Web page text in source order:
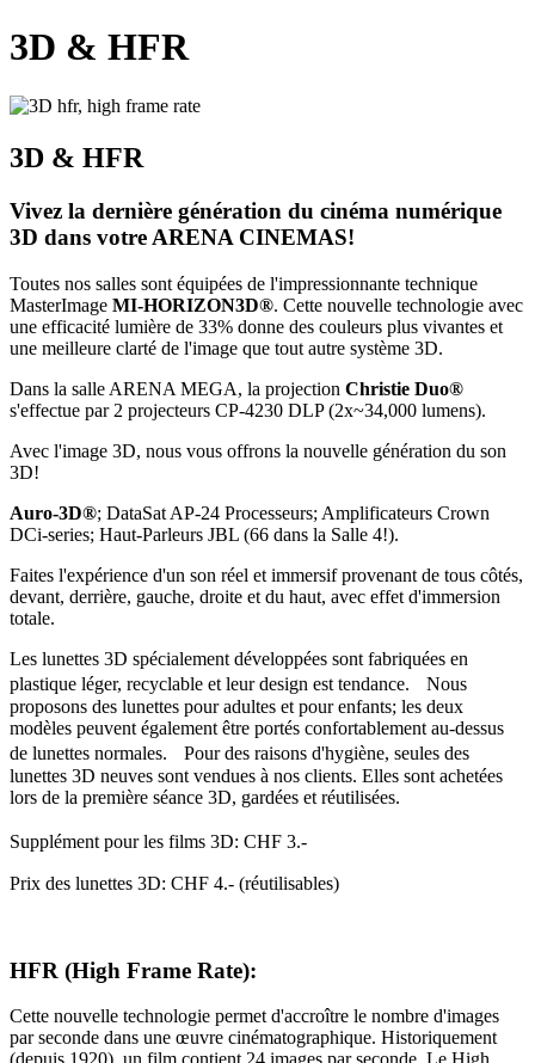
3D & HFR
3D & HFR
Vivez la dernière génération du cinéma numérique
3D dans votre ARENA CINEMAS!
Toutes nos salles sont équipées de l'impressionnante technique
MasterImage MI-HORIZON3D®. Cette nouvelle technologie avec
une efficacité lumière de 33% donne des couleurs plus vivantes et
une meilleure clarté de l'image que tout autre système 3D.
Dans la salle ARENA MEGA, la projection Christie Duo®
s'effectue par 2 projecteurs CP-4230 DLP (2x~34,000 lumens).
Avec l'image 3D, nous vous offrons la nouvelle génération du son
3D!
Auro-3D®; DataSat AP-24 Processeurs; Amplificateurs Crown
DCi-series; Haut-Parleurs JBL (66 dans la Salle 4!).
Faites l'expérience d'un son réel et immersif provenant de tous côtés,
devant, derrière, gauche, droite et du haut, avec effet d'immersion
totale.
Les lunettes 3D spécialement développées sont fabriquées en
plastique léger, recyclable et leur design est tendance. Nous
proposons des lunettes pour adultes et pour enfants; les deux
modèles peuvent également être portés confortablement au-dessus
de lunettes normales. Pour des raisons d'hygiène, seules des
lunettes 3D neuves sont vendues à nos clients. Elles sont achetées
lors de la première séance 3D, gardées et réutilisées.
Supplément pour les films 3D: CHF 3.-
Prix des lunettes 3D: CHF 4.- (réutilisables)
HFR (High Frame Rate):
Cette nouvelle technologie permet d'accroître le nombre d'images
par seconde dans une œuvre cinématographique. Historiquement